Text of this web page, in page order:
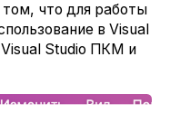
что для работы
в Visual
Studio ПКМ и